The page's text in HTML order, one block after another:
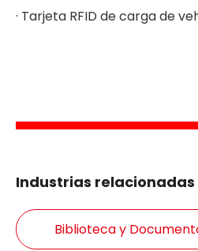
· Tarjeta RFID de carga de
Industrias relacionadas
Biblioteca y